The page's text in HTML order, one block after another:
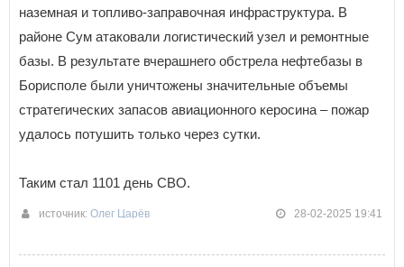
наземная и топливо-заправочная инфраструктура. В
районе Сум атаковали логистический узел и ремонтные
базы. В результате вчерашнего обстрела нефтебазы в
Борисполе были уничтожены значительные объемы
стратегических запасов авиационного керосина – пожар
удалось потушить только через сутки.
Таким стал 1101 день СВО.
источник: Олег Царёв 28-02-2025 19:41